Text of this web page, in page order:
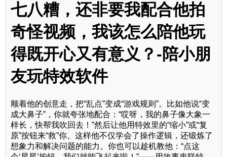
七八糟，还非要我配合他拍
奇怪视频，我该怎么陪他玩
得既开心又有意义？-陪小朋
友玩特效软件
顺着他的创意走，把“乱点”变成“游戏规则”。比如他说“变
成大鼻子”，你就夸张地配合：“哎呀，我的鼻子像大象一
样长，快帮我吹回去！”然后让他用特效里的“缩小”或“复
原”按钮来“救”你。这样他不仅学会了操作逻辑，还锻炼了
想象力和解决问题的能力。你也可以趁机教他：“点这